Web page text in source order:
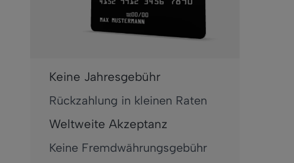
Keine Jahresgebühr
Rückzahlung in kleinen Raten
Weltweite Akzeptanz
Keine Fremdwährungsgebühr